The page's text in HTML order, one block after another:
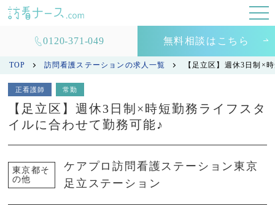
0120-371-049 無料相談はこちら
TOP 訪問看護ステーションの求人一覧 【足立区】週休3日制×
正看護師 常勤
【足立区】週休3日制×時短勤務ライフスタ
イルに合わせて勤務可能♪
東京都そ
の他
ケアプロ訪問看護ステーション東京
足立ステーション